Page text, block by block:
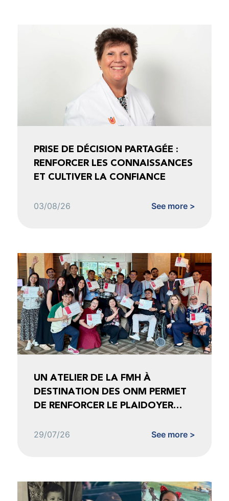
PRISE DE DÉCISION PARTAGÉE :
RENFORCER LES CONNAISSANCES
ET CULTIVER LA CONFIANCE
03/08/26 See more >
UN ATELIER DE LA FMH À
DESTINATION DES ONM PERMET
DE RENFORCER LE PLAIDOYER
29/07/26 See more >